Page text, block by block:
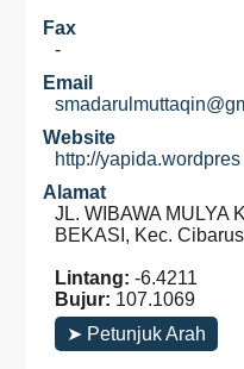
Fax
-
Email
Website
http://yapida.wordpres
Alamat
JL. WIBAWA MULYA
BEKASI, Kec.
Lintang: -6.4211
Bujur: 107.1069
➤ Petunjuk Arah